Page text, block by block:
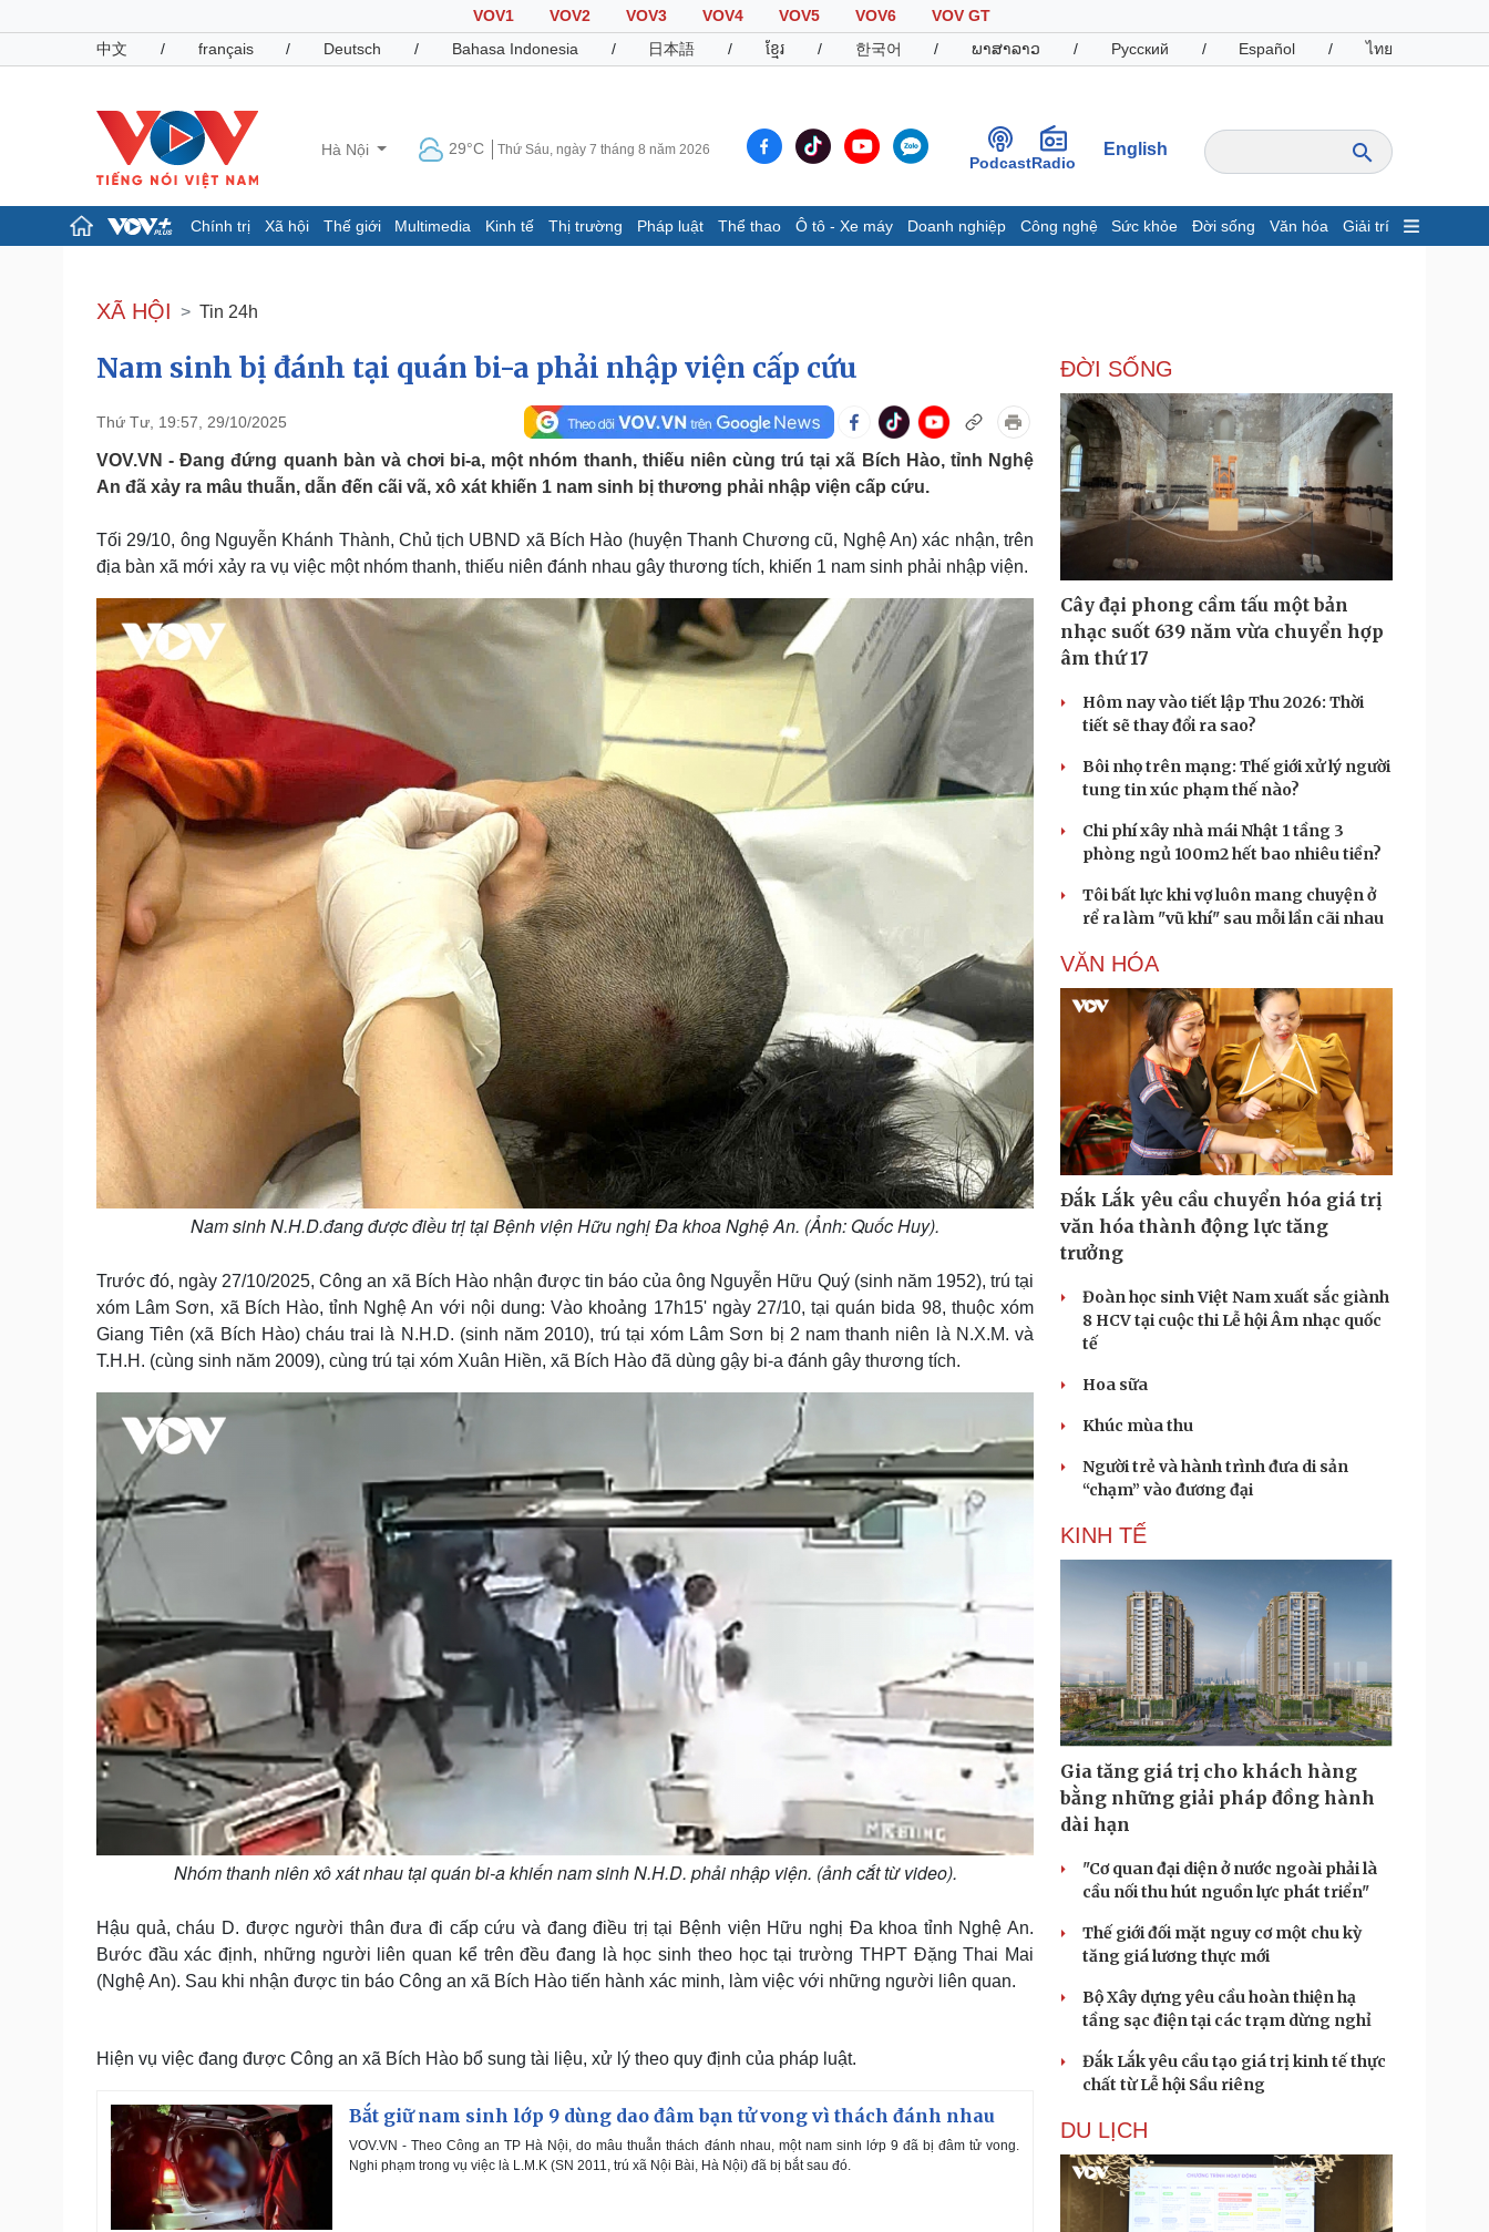
VOV1 VOV2 VOV3 VOV4 VOV5 VOV6
VOV GT
中文
/ français / Deutsch / Bahasa Indonesia / 日本語 / ខ្មែរ / 한국어 / ພາສາລາວ / Русский / Español / ไทย
Hà Nội 29°C Thứ Sáu, ngày 7 tháng 8 năm 2026
PodcastRadio
English
Chính trị Xã hội Thế giới Multimedia Kinh tế Thị trường Pháp luật Thể thao Ô tô - Xe máy Doanh nghiệp Công nghệ Sức khỏe Đời sống Văn hóa Giải trí
Đảng
Tổ chức nhân sự
Nhận diện sự thật
Dấu ấn VOV
E-Magazine
Infographic
Giá cà phê
Pháp luật
Vụ án
Tư vấn luật
Quân sự - Quốc phòng
Vũ khí
Phân tích
Thể thao
Bóng đá
Thế giới thể thao
eSports
Hậu trường
Ô tô - Xe máy
Ô tô
Doanh nghiệp
Thông tin doanh nghiệp
Doanh nghiệp 24h
Doanh nhân
Vì cộng đồng
Công nghệ
Sành điệu
Tin Công nghệ
Trải nghiệm
Chuyển đổi số
Sức khỏe
Dinh dưỡng - món ngon
Cây thuốc
Sản phụ khoa
Nhi khoa
Nam khoa
Làm đẹp - giảm cân
Phòng mạch online
Ăn sạch sống khỏe
Đời sống
Nhà đẹp
Văn hóa
Sân khấu - Điện ảnh
Nghệ sĩ
Thời trang
Sao Việt
Du lịch
Tư vấn
Săn Tour
Podcast
Câu chuyện thời sự
Cửa sổ tình yêu
Kể chuyện cho bé
Cải chính
XÃ HỘI Tin 24h
Nam sinh bị đánh tại quán bi-a phải nhập viện cấp cứu
Thứ Tư, 19:57, 29/10/2025
VOV.VN - Đang đứng quanh bàn và chơi bi-a, một nhóm thanh, thiếu niên cùng trú tại xã Bích Hào, tỉnh Nghệ
An đã xảy ra mâu thuẫn, dẫn đến cãi vã, xô xát khiến 1 nam sinh bị thương phải nhập viện cấp cứu.
Tối 29/10, ông Nguyễn Khánh Thành, Chủ tịch UBND xã Bích Hào (huyện Thanh Chương cũ, Nghệ An) xác nhận, trên
địa bàn xã mới xảy ra vụ việc một nhóm thanh, thiếu niên đánh nhau gây thương tích, khiến 1 nam sinh phải nhập viện.
Nam sinh N.H.D.đang được điều trị tại Bệnh viện Hữu nghị Đa khoa Nghệ An. (Ảnh: Quốc Huy).
Trước đó, ngày 27/10/2025, Công an xã Bích Hào nhận được tin báo của ông Nguyễn Hữu Quý (sinh năm 1952), trú tại
xóm Lâm Sơn, xã Bích Hào, tỉnh Nghệ An với nội dung: Vào khoảng 17h15' ngày 27/10, tại quán bida 98, thuộc xóm
Giang Tiên (xã Bích Hào) cháu trai là N.H.D. (sinh năm 2010), trú tại xóm Lâm Sơn bị 2 nam thanh niên là N.X.M. và
T.H.H. (cùng sinh năm 2009), cùng trú tại xóm Xuân Hiền, xã Bích Hào đã dùng gậy bi-a đánh gây thương tích.
Nhóm thanh niên xô xát nhau tại quán bi-a khiến nam sinh N.H.D. phải nhập viện. (ảnh cắt từ video).
Hậu quả, cháu D. được người thân đưa đi cấp cứu và đang điều trị tại Bệnh viện Hữu nghị Đa khoa tỉnh Nghệ An.
Bước đầu xác định, những người liên quan kể trên đều đang là học sinh theo học tại trường THPT Đặng Thai Mai
(Nghệ An). Sau khi nhận được tin báo Công an xã Bích Hào tiến hành xác minh, làm việc với những người liên quan.
Hiện vụ việc đang được Công an xã Bích Hào bổ sung tài liệu, xử lý theo quy định của pháp luật.
Bắt giữ nam sinh lớp 9 dùng dao đâm bạn tử vong vì thách đánh nhau
VOV.VN - Theo Công an TP Hà Nội, do mâu thuẫn thách đánh nhau, một nam sinh lớp 9 đã bị đâm tử vong.
Nghi phạm trong vụ việc là L.M.K (SN 2011, trú xã Nội Bài, Hà Nội) đã bị bắt sau đó.
ĐỜI SỐNG
Cây đại phong cầm tấu một bản
nhạc suốt 639 năm vừa chuyển hợp
âm thứ 17
Hôm nay vào tiết lập Thu 2026: Thời
tiết sẽ thay đổi ra sao?
Bôi nhọ trên mạng: Thế giới xử lý người
tung tin xúc phạm thế nào?
Chi phí xây nhà mái Nhật 1 tầng 3
phòng ngủ 100m2 hết bao nhiêu tiền?
Tôi bất lực khi vợ luôn mang chuyện ở
rể ra làm "vũ khí" sau mỗi lần cãi nhau
VĂN HÓA
Đắk Lắk yêu cầu chuyển hóa giá trị
văn hóa thành động lực tăng
trưởng
Đoàn học sinh Việt Nam xuất sắc giành
8 HCV tại cuộc thi Lễ hội Âm nhạc quốc
tế
Hoa sữa
Khúc mùa thu
Người trẻ và hành trình đưa di sản
“chạm” vào đương đại
KINH TẾ
Gia tăng giá trị cho khách hàng
bằng những giải pháp đồng hành
dài hạn
"Cơ quan đại diện ở nước ngoài phải là
cầu nối thu hút nguồn lực phát triển"
Thế giới đối mặt nguy cơ một chu kỳ
tăng giá lương thực mới
Bộ Xây dựng yêu cầu hoàn thiện hạ
tầng sạc điện tại các trạm dừng nghỉ
Đắk Lắk yêu cầu tạo giá trị kinh tế thực
chất từ Lễ hội Sầu riêng
DU LỊCH